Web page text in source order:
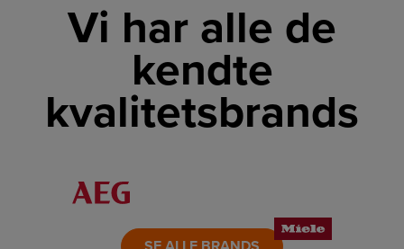
Vi har alle de
kendte
kvalitetsbrands
LINK